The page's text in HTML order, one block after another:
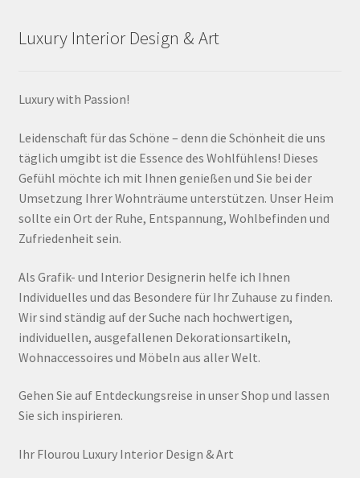
Luxury Interior Design & Art
Luxury with Passion!
Leidenschaft für das Schöne – denn die Schönheit die uns
täglich umgibt ist die Essence des Wohlfühlens! Dieses
Gefühl möchte ich mit Ihnen genießen und Sie bei der
Umsetzung Ihrer Wohnträume unterstützen. Unser Heim
sollte ein Ort der Ruhe, Entspannung, Wohlbefinden und
Zufriedenheit sein.
Als Grafik- und Interior Designerin helfe ich Ihnen
Individuelles und das Besondere für Ihr Zuhause zu finden.
Wir sind ständig auf der Suche nach hochwertigen,
individuellen, ausgefallenen Dekorationsartikeln,
Wohnaccessoires und Möbeln aus aller Welt.
Gehen Sie auf Entdeckungsreise in unser Shop und lassen
Sie sich inspirieren.
Ihr Flourou Luxury Interior Design & Art